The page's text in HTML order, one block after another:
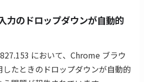
力のドロップダウンが自動的
において、Chrome ブラウ
たときのドロップダウンが自動的